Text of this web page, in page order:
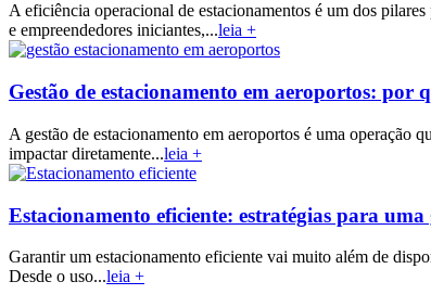
A eficiência operacional de estacionamentos é um dos
e empreendedores iniciantes,...leia +
Gestão de estacionamento em aeroportos: por
A gestão de estacionamento em aeroportos é uma operação
impactar diretamente...leia +
Estacionamento eficiente: estratégias para
Garantir um estacionamento eficiente vai muito além de
Desde o uso...leia +